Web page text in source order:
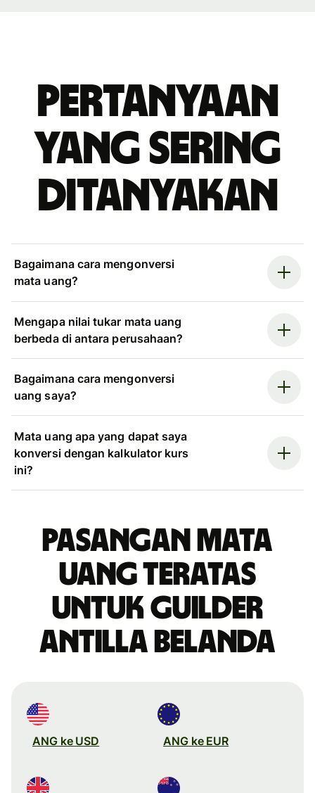
Pertanyaan
yang sering
ditanyakan
Bagaimana cara mengonversi
mata uang?
Mengapa nilai tukar mata uang
berbeda di antara perusahaan?
Bagaimana cara mengonversi
uang saya?
Mata uang apa yang dapat saya
konversi dengan kalkulator kurs
ini?
Pasangan mata
uang teratas
untuk guilder
Antilla Belanda
ANG ke USD ANG ke EUR